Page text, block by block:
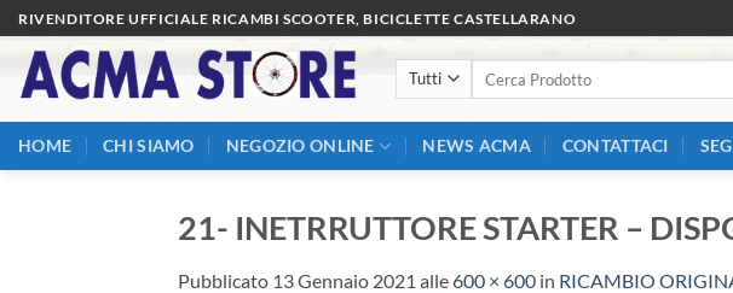
Salta
ai
contenuti
RIVENDITORE UFFICIALE RICAMBI SCOOTER, BICICLETTE CASTELLARANO
HOME CHI SIAMO NEGOZIO ONLINE NEWS ACMA CONTATTACI
21- INETRRUTTORE STARTER –
Pubblicato 13 Gennaio 2021 alle600 × 600 in RICAMBIO